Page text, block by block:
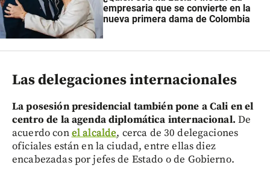
empresaria que se convierte en la
nueva primera dama de Colombia
Las delegaciones internacionales
La posesión presidencial también pone a Cali en el
centro de la agenda diplomática internacional. De
acuerdo conel alcalde, cerca de 30 delegaciones
oficiales están en la ciudad, entre ellas diez
encabezadas por jefes de Estado o de Gobierno.